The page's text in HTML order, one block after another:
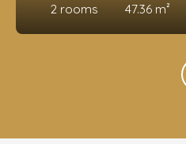
2 rooms 47.36 m²